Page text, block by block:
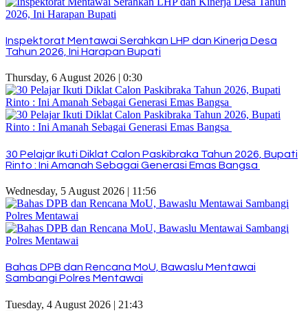
Inspektorat Mentawai Serahkan LHP dan Kinerja Desa
Tahun 2026, Ini Harapan Bupati
Thursday, 6 August 2026 | 0:30
30 Pelajar Ikuti Diklat Calon Paskibraka Tahun 2026, Bupati
Rinto : Ini Amanah Sebagai Generasi Emas Bangsa
Wednesday, 5 August 2026 | 11:56
Bahas DPB dan Rencana MoU, Bawaslu Mentawai
Sambangi Polres Mentawai
Tuesday, 4 August 2026 | 21:43